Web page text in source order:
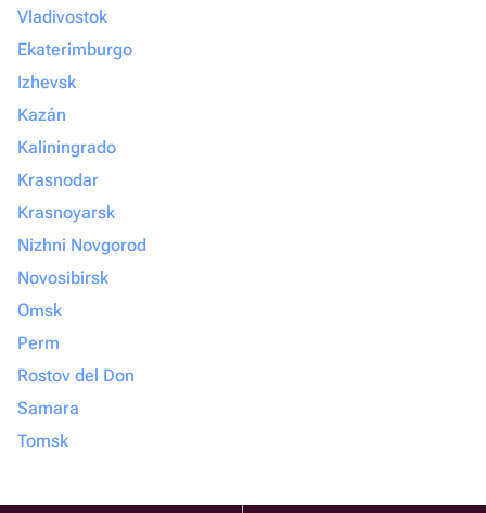
Vladivostok
Ekaterimburgo
Izhevsk
Kazán
Kaliningrado
Krasnodar
Krasnoyarsk
Nizhni Novgorod
Novosibirsk
Omsk
Perm
Rostov del Don
Samara
Tomsk